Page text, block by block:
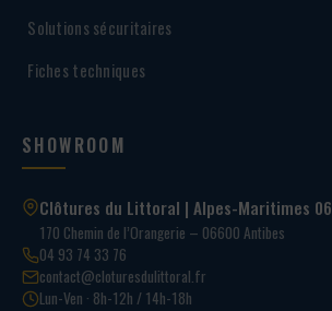
Solutions sécuritaires
Fiches techniques
SHOWROOM
Clôtures du Littoral | Alpes-Maritimes 06
170 Chemin de l’Orangerie – 06600 Antibes
04 93 74 33 76
contact@cloturesdulittoral.fr
Lun-Ven · 8h-12h / 14h-18h